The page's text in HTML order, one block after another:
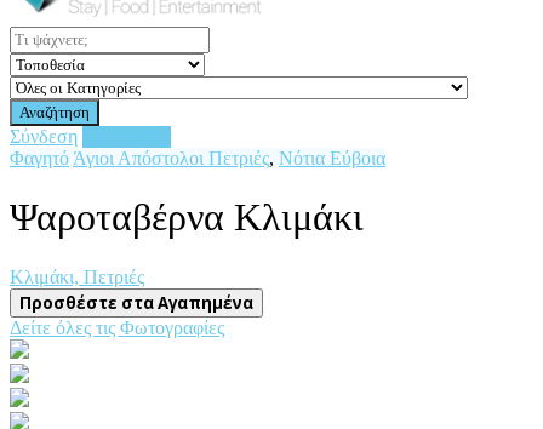
Αναζήτηση
Σύνδεση
Φαγητό Άγιοι Απόστολοι Πετριές, Νότια Εύβοια
Ψαροταβέρνα Κλιμάκι
Κλιμάκι, Πετριές
Προσθέστε στα Αγαπημένα
Δείτε όλες τις Φωτογραφίες